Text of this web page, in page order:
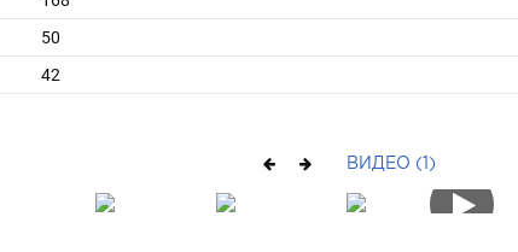
50
42
ВИДЕО (1)